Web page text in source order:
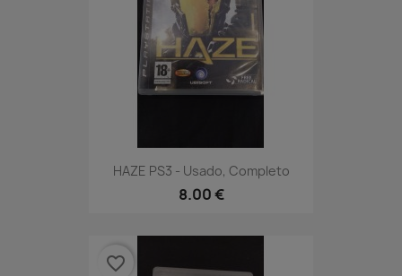
HAZE PS3 - Usado, Completo
8.00 €
favorite_border